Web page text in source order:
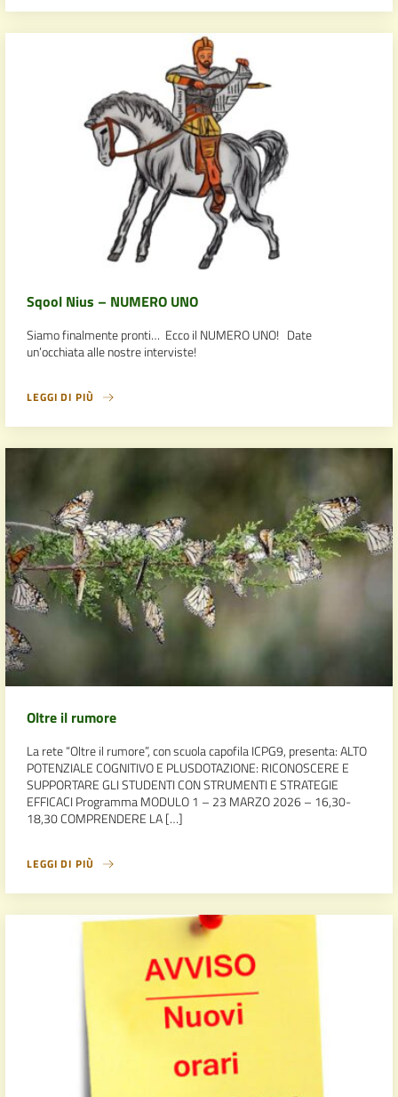
Sqool Nius – NUMERO UNO
Siamo finalmente pronti… Ecco il NUMERO UNO! Date
un’occhiata alle nostre interviste!
LEGGI DI PIÙ
Oltre il rumore
La rete “Oltre il rumore”, con scuola capofila ICPG9, presenta: ALTO
POTENZIALE COGNITIVO E PLUSDOTAZIONE: RICONOSCERE E
SUPPORTARE GLI STUDENTI CON STRUMENTI E STRATEGIE
EFFICACI Programma MODULO 1 – 23 MARZO 2026 – 16,30-
18,30 COMPRENDERE LA […]
LEGGI DI PIÙ